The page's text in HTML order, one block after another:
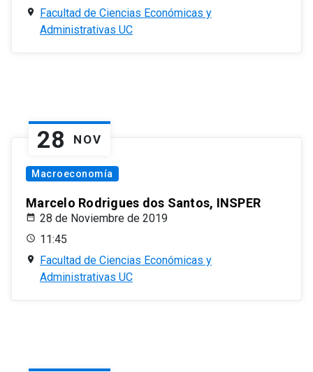
Facultad de Ciencias Económicas y
Administrativas UC
28 NOV
Macroeconomía
Marcelo Rodrigues dos Santos, INSPER
28 de Noviembre de 2019
11:45
Facultad de Ciencias Económicas y
Administrativas UC